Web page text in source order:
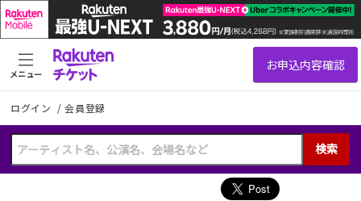
ログイン /会員登録
検索
メニュー